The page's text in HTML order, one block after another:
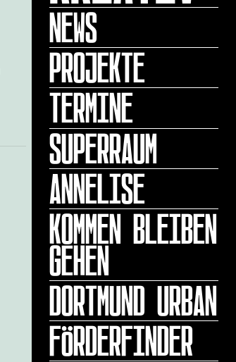
NEWS
PROJEKTE
TERMINE
SUPERRAUM
ANNELISE
KOMMEN BLEIBEN
GEHEN
DORTMUND URBAN
FÖRDERFINDER